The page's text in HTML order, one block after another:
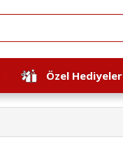
Özel Hediyeler